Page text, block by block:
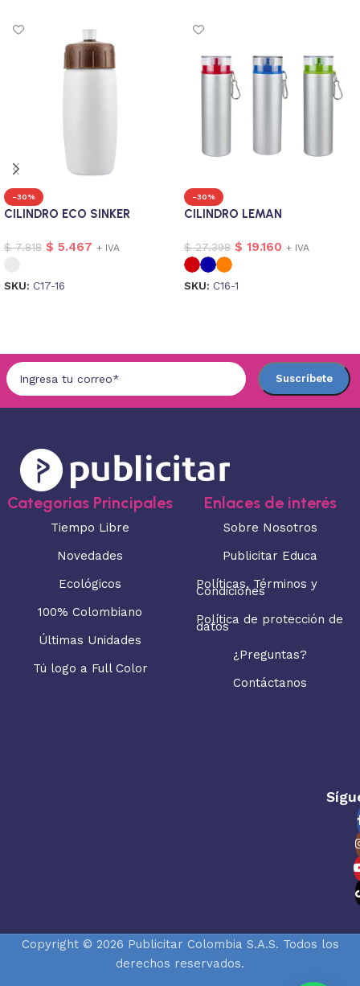
-30%
CILINDRO ECO SINKER
$7.818 $ 5.467 + IVA
SKU: C17-16
-30%
CILINDRO LEMAN
$27.398 $ 19.160 + IVA
SKU: C16-1
Categorias Principales
Tiempo Libre
Novedades
Ecológicos
100% Colombiano
Últimas Unidades
Tú logo a Full Color
Enlaces de interés
Sobre Nosotros
Publicitar Educa
Políticas, Términos y
Condiciones
Política de protección de
datos
¿Preguntas?
Contáctanos
Copyright © 2026 Publicitar Colombia S.A.S. Todos los
derechos reservados.